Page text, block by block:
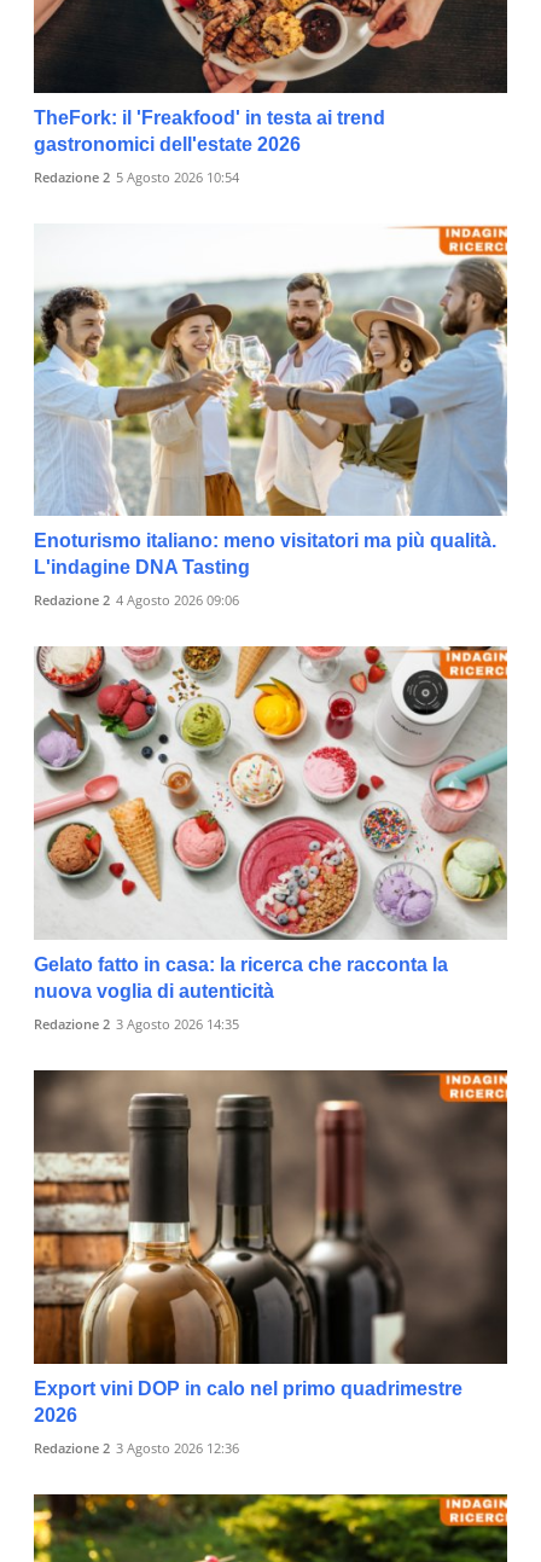
TheFork: il 'Freakfood' in testa ai trend
gastronomici dell'estate 2026
Redazione 2 5 Agosto 2026 10:54
Enoturismo italiano: meno visitatori ma più qualità.
L'indagine DNA Tasting
Redazione 2 4 Agosto 2026 09:06
Gelato fatto in casa: la ricerca che racconta la
nuova voglia di autenticità
Redazione 2 3 Agosto 2026 14:35
Export vini DOP in calo nel primo quadrimestre
2026
Redazione 2 3 Agosto 2026 12:36